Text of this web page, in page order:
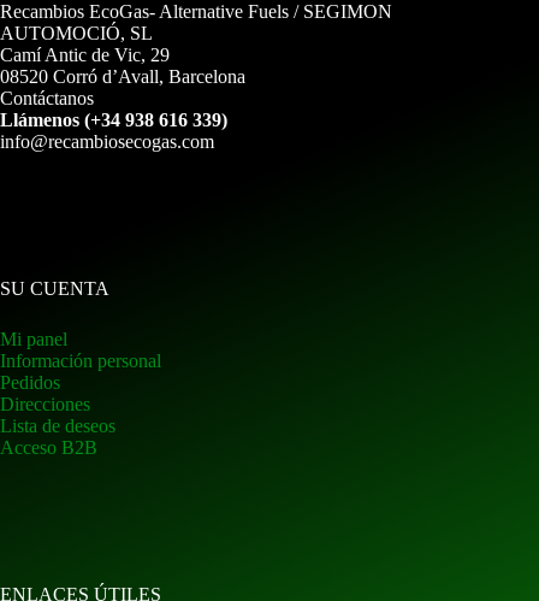
Recambios EcoGas- Alternative Fuels / SEGIMON
AUTOMOCIÓ, SL
Camí Antic de Vic, 29
08520 Corró d’Avall, Barcelona
Contáctanos
Llámenos (+34 938 616 339)
info@recambiosecogas.com
SU CUENTA
Mi panel
Información personal
Pedidos
Direcciones
Lista de deseos
Acceso B2B
ENLACES ÚTILES